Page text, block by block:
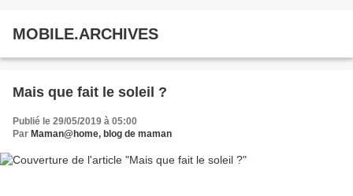
MOBILE.ARCHIVES
Mais que fait le soleil ?
Publié le 29/05/2019 à 05:00
Par Maman@home, blog de maman